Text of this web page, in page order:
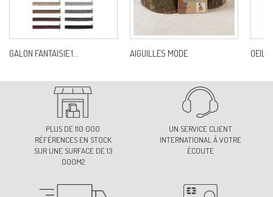
GALON FANTAISIE 1... AIGUILLES MODE
PLUS DE 110 000
RÉFÉRENCES EN STOCK
SUR UNE SURFACE DE 13
000M2
UN SERVICE CLIENT
INTERNATIONAL À VOTRE
ÉCOUTE